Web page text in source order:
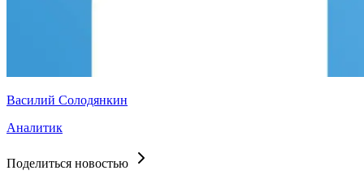
Василий Солодянкин
Аналитик
Поделиться новостью